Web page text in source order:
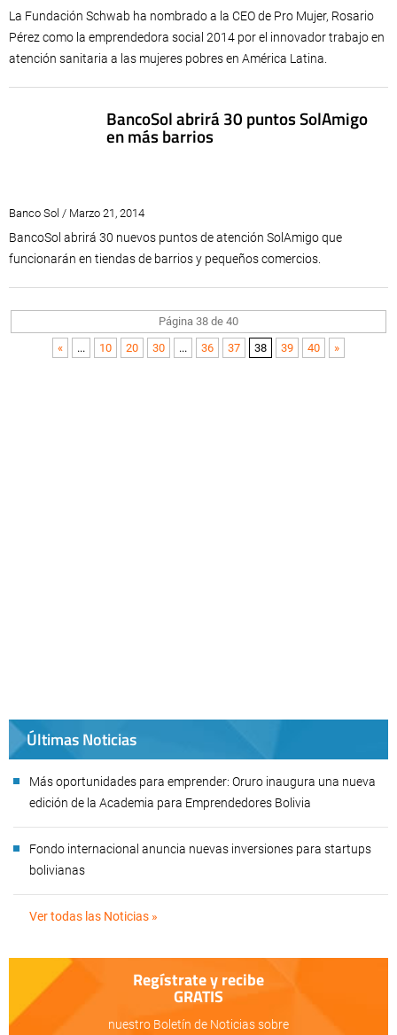
La Fundación Schwab ha nombrado a la CEO de Pro Mujer, Rosario
Pérez como la emprendedora social 2014 por el innovador trabajo en
atención sanitaria a las mujeres pobres en América Latina.
BancoSol abrirá 30 puntos SolAmigo
en más barrios
Banco Sol / Marzo 21, 2014
BancoSol abrirá 30 nuevos puntos de atención SolAmigo que
funcionarán en tiendas de barrios y pequeños comercios.
Página 38 de 40
«
... 10 20 30 ... 36 37 38 39 40 »
Últimas Noticias
Más oportunidades para emprender: Oruro inaugura una nueva
edición de la Academia para Emprendedores Bolivia
Fondo internacional anuncia nuevas inversiones para startups
bolivianas
Ver todas las Noticias »
Regístrate y recibe
GRATIS
nuestro Boletín de Noticias sobre